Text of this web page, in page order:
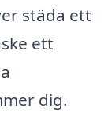
städa ett
ett
dig.